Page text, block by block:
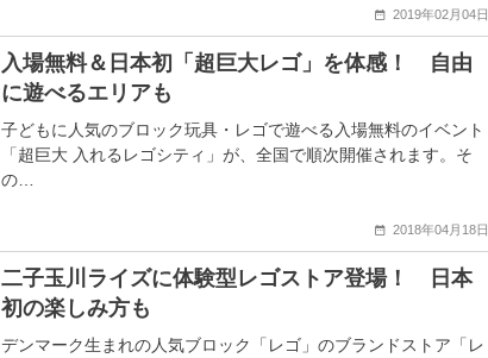
2019年02月04日
入場無料＆日本初「超巨大レゴ」を体感！ 自由
に遊べるエリアも
子どもに人気のブロック玩具・レゴで遊べる入場無料のイベント
「超巨大 入れるレゴシティ」が、全国で順次開催されます。そ
の…
2018年04月18日
二子玉川ライズに体験型レゴストア登場！ 日本
初の楽しみ方も
デンマーク生まれの人気ブロック「レゴ」のブランドストア「レ